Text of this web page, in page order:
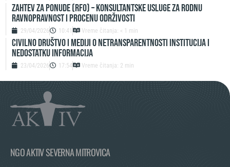
ZAHTEV ZA PONUDE (RFO) – Konsultantske usluge za rodnu
ravnopravnost i procenu održivosti
29/04/2026 10:41 Vreme čitanja: < 1 min
Civilno društvo i mediji o netransparentnosti institucija i
nedostatku informacija
23/04/2026 17:54 Vreme čitanja: 2 min
NGO AKTIV SEVERNA MITROVICA